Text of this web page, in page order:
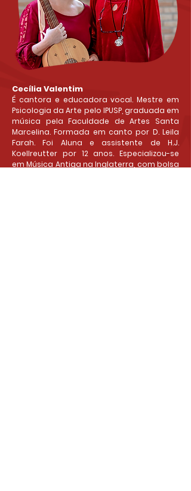
Cecília Valentim
É cantora e educadora vocal. Mestre em
Psicologia da Arte pelo IPUSP, graduada em
música pela Faculdade de Artes Santa
Marcelina. Formada em canto por D. Leila
Farah. Foi Aluna e assistente de H.J.
Koellreutter por 12 anos. Especializou-se
em Música Antiga na Inglaterra, com bolsa